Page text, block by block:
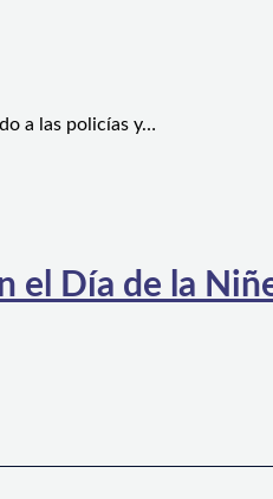
a las policías y…
el Día de la